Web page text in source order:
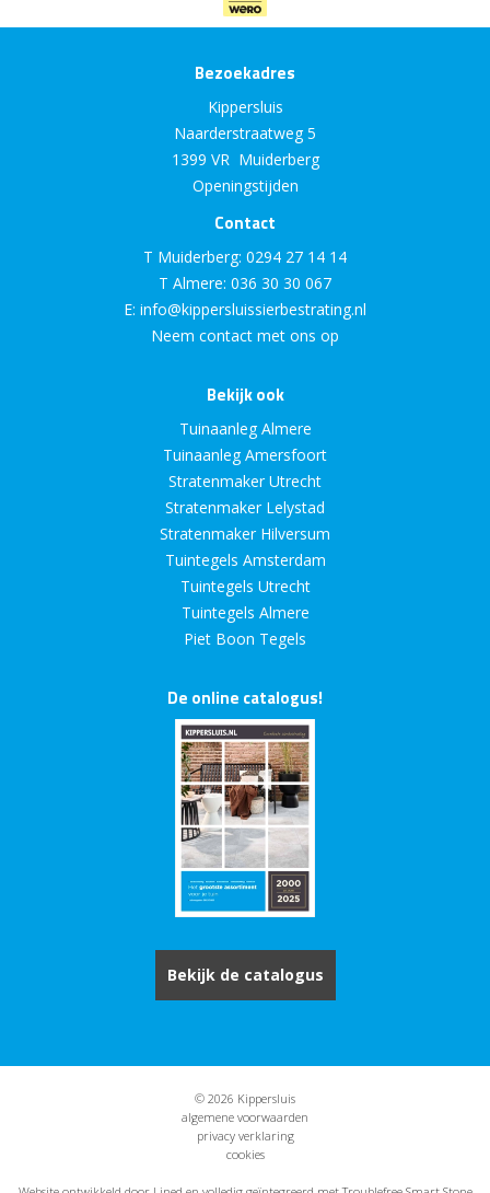
Bezoekadres
Kippersluis
Naarderstraatweg 5
1399 VR Muiderberg
Openingstijden
Contact
T Muiderberg: 0294 27 14 14
T Almere: 036 30 30 067
E: info@kippersluissierbestrating.nl
Neem contact met ons op
Bekijk ook
Tuinaanleg Almere
Tuinaanleg Amersfoort
Stratenmaker Utrecht
Stratenmaker Lelystad
Stratenmaker Hilversum
Tuintegels Amsterdam
Tuintegels Utrecht
Tuintegels Almere
Piet Boon Tegels
De online catalogus!
Bekijk de catalogus
© 2026 Kippersluis
algemene voorwaarden
privacy verklaring
cookies